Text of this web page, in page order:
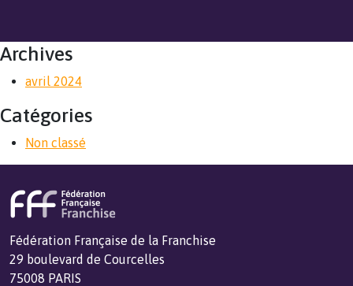
Archives
avril 2024
Catégories
Non classé
Fédération Française de la Franchise
29 boulevard de Courcelles
75008 PARIS